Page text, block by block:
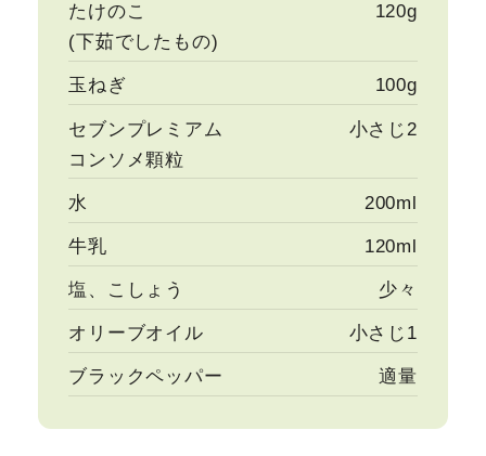
たけのこ
(下茹でしたもの)
120g
玉ねぎ 100g
セブンプレミアム
コンソメ顆粒
小さじ2
水 200ml
牛乳 120ml
塩、こしょう 少々
オリーブオイル 小さじ1
ブラックペッパー 適量